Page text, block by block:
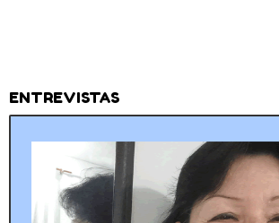
ENTREVISTAS